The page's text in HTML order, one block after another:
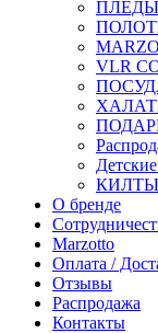
ПЛЕДЫ
VLR
КИЛТЫ
О бренде
Marzotto
Оплата /
Отзывы
Распродажа
Контакты